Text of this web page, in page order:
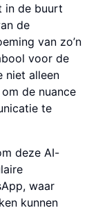
in de buurt
de
van zo’n
voor de
niet alleen
de nuance
te
deze AI-
waar
kunnen